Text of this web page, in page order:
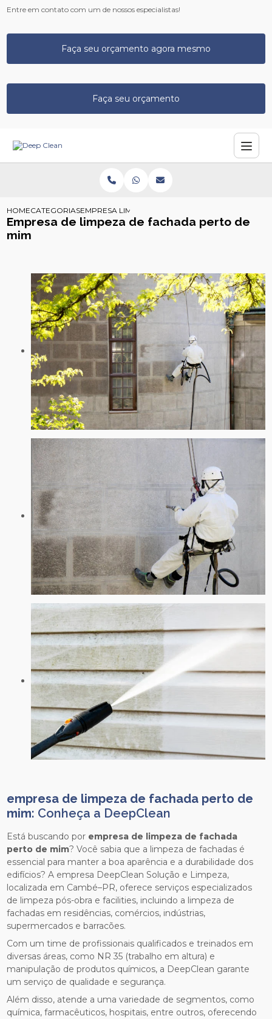
Entre em contato com um de nossos especialistas!
Faça seu orçamento agora mesmo
Faça seu orçamento
HOMECATEGORIASEMPRESA LIMPEZA FACHADA PERTO MIM
Empresa de limpeza de fachada perto de
mim
empresa de limpeza de fachada perto de
mim: Conheça a DeepClean
Está buscando por empresa de limpeza de fachada
perto de mim? Você sabia que a limpeza de fachadas é
essencial para manter a boa aparência e a durabilidade dos
edifícios? A empresa DeepClean Solução e Limpeza,
localizada em Cambé–PR, oferece serviços especializados
de limpeza pós-obra e facilities, incluindo a limpeza de
fachadas em residências, comércios, indústrias,
supermercados e barracões.
Com um time de profissionais qualificados e treinados em
diversas áreas, como NR 35 (trabalho em altura) e
manipulação de produtos químicos, a DeepClean garante
um serviço de qualidade e segurança.
Além disso, atende a uma variedade de segmentos, como
química, farmacêuticos, hospitais, entre outros, oferecendo